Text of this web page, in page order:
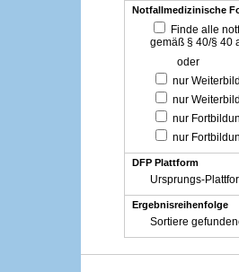
Notfallmedizinische
Finde alle
gemäß § 40/§ 40
oder
nur
nur
nur
nur
DFP Plattform
Ursprungs-
Ergebnisreihenfolge
Sortiere